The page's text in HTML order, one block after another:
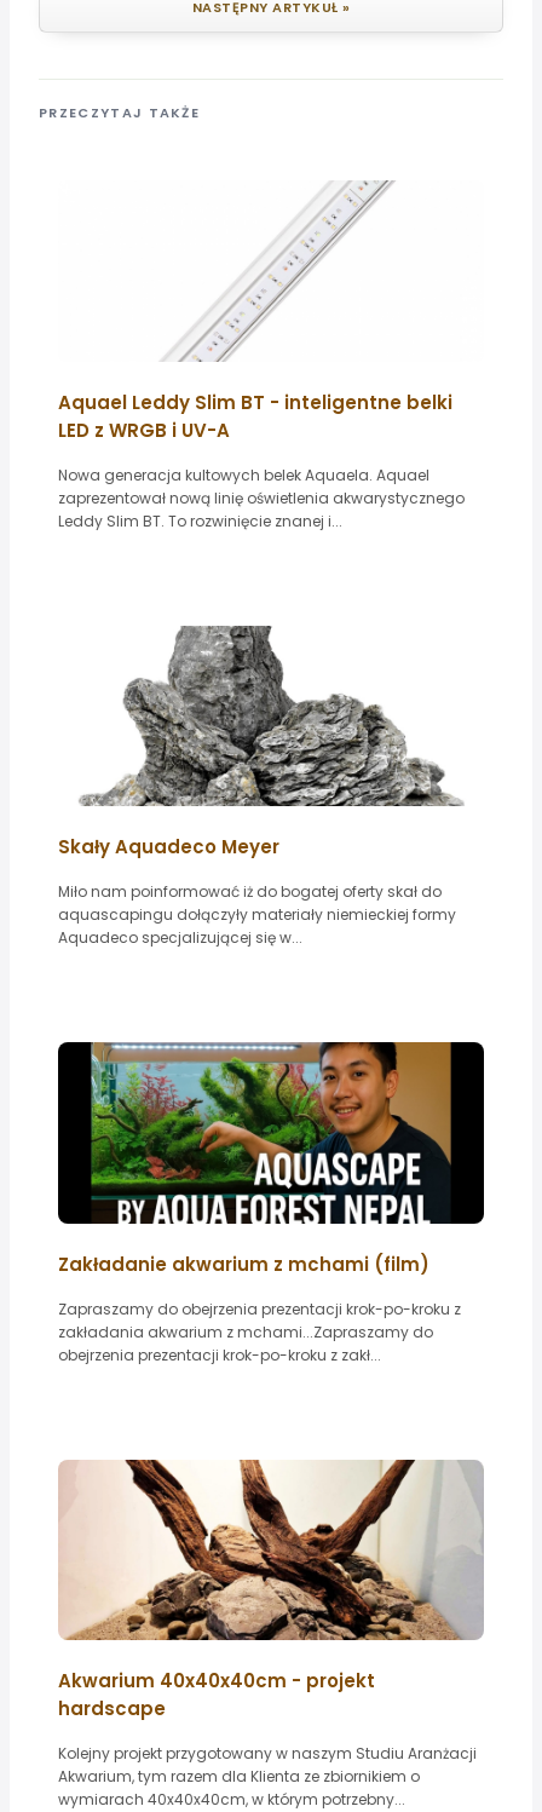
NASTĘPNY ARTYKUŁ »
PRZECZYTAJ TAKŻE
Aquael Leddy Slim BT - inteligentne belki
LED z WRGB i UV-A
Nowa generacja kultowych belek Aquaela. Aquael
zaprezentował nową linię oświetlenia akwarystycznego
Leddy Slim BT. To rozwinięcie znanej i...
Skały Aquadeco Meyer
Miło nam poinformować iż do bogatej oferty skał do
aquascapingu dołączyły materiały niemieckiej formy
Aquadeco specjalizującej się w...
Zakładanie akwarium z mchami (film)
Zapraszamy do obejrzenia prezentacji krok-po-kroku z
zakładania akwarium z mchami...Zapraszamy do
obejrzenia prezentacji krok-po-kroku z zakł...
Akwarium 40x40x40cm - projekt
hardscape
Kolejny projekt przygotowany w naszym Studiu Aranżacji
Akwarium, tym razem dla Klienta ze zbiornikiem o
wymiarach 40x40x40cm, w którym potrzebny...